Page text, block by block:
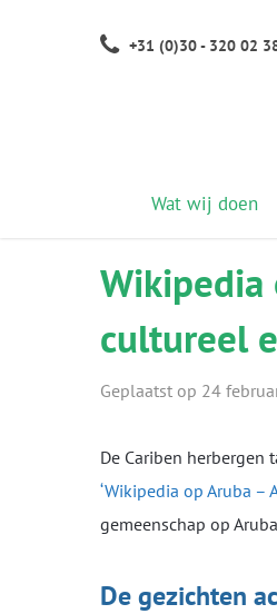
+31 (0)30 - 320 02
Wat wij doen
Wikipedia
cultureel
Geplaatst op 24
De Cariben
‘Wikipedia op Aruba –
gemeenschap op
De gezichten